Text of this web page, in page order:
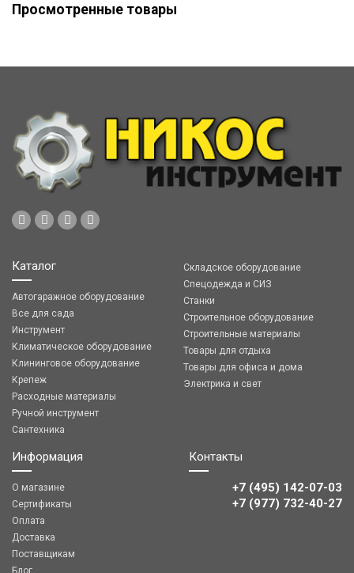
Просмотренные товары
Каталог
Автогаражное оборудование
Все для сада
Инструмент
Климатическое оборудование
Клининговое оборудование
Крепеж
Расходные материалы
Ручной инструмент
Сантехника
Складское оборудование
Спецодежда и СИЗ
Станки
Строительное оборудование
Строительные материалы
Товары для отдыха
Товары для офиса и дома
Электрика и свет
Информация
О магазине
Сертификаты
Оплата
Доставка
Поставщикам
Блог
Контакты
+7 (495) 142-07-03
‎‎+7 (977) 732-40-27